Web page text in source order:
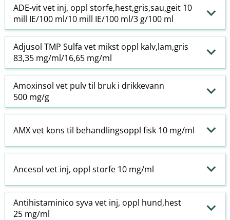
ADE-vit vet inj, oppl storfe,hest,gris,sau,geit 10
mill IE/100 ml/10 mill IE/100 ml/3 g/100 ml
Adjusol TMP Sulfa vet mikst oppl kalv,lam,gris
83,35 mg/ml/16,65 mg/ml
Amoxinsol vet pulv til bruk i drikkevann
500 mg/g
AMX vet kons til behandlingsoppl fisk 10 mg/ml
Ancesol vet inj, oppl storfe 10 mg/ml
Antihistaminico syva vet inj, oppl hund,hest
25 mg/ml